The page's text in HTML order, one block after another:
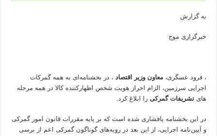
به گزارش
خبرگزاری موج
، فرود عسگری،معاون وزیر اقتصاد ، در بخشنامه‌ای به همه گمرکات
اجرایی سرزمین، الزام احراز هویت شخص اظهارکننده کالا در همه مرحله
هایتشریفات گمرکی را ابلاغ کرد.
در این بخشنامه پافشاری شده است که بر پایه مقررات قانون امور گمرکی
و آیین‌نامه اجرایی، از این بعد در رویه‌های گوناگون گمرکی اعم از برسی